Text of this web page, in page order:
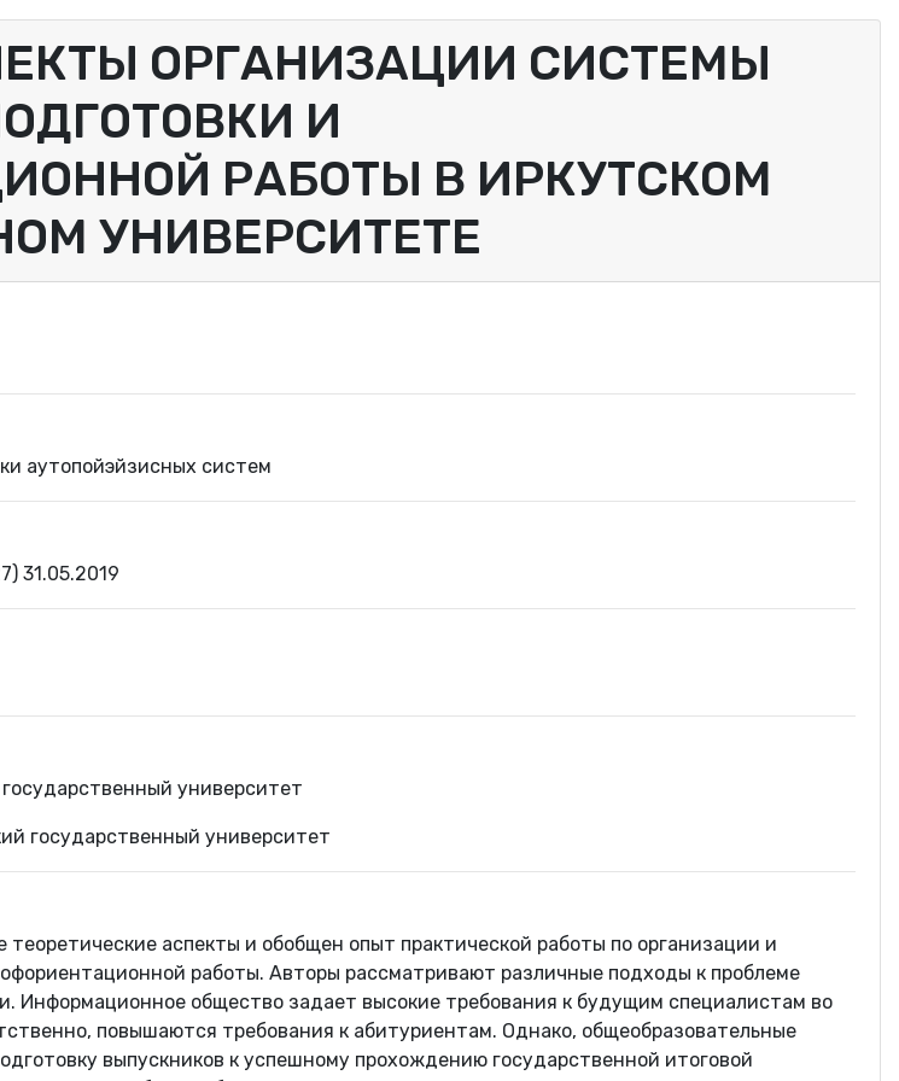
ОРГАНИЗАЦИИ СИСТЕМЫ
И
РАБОТЫ В ИРКУТСКОМ
УНИВЕРСИТЕТЕ
аутопойэйзисных систем
31.05.2019
университет
государственный университет
аспекты и обобщен опыт практической работы по организации и
работы. Авторы рассматривают различные подходы к проблеме
Информационное общество задает высокие требования к будущим специалистам во
повышаются требования к абитуриентам. Однако, общеобразовательные
выпускников к успешному прохождению государственной итоговой